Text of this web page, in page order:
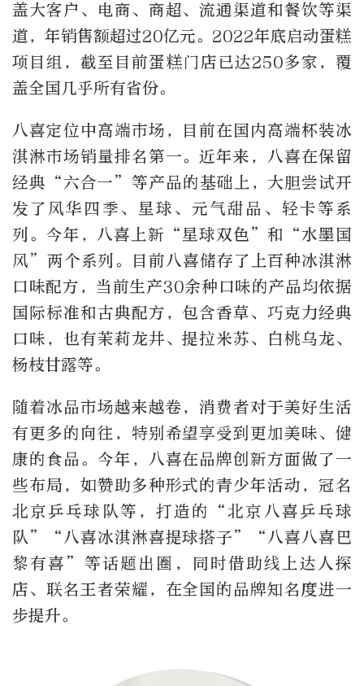
盖大客户、电商、商超、流通渠道和餐饮等渠
道，年销售额超过20亿元。2022年底启动蛋糕
项目组，截至目前蛋糕门店已达250多家，覆
盖全国几乎所有省份。
八喜定位中高端市场，目前在国内高端杯装冰
淇淋市场销量排名第一。近年来，八喜在保留
经典“六合一”等产品的基础上，大胆尝试开
发了风华四季、星球、元气甜品、轻卡等系
列。今年，八喜上新“星球双色”和“水墨国
风”两个系列。目前八喜储存了上百种冰淇淋
口味配方，当前生产30余种口味的产品均依据
国际标准和古典配方，包含香草、巧克力经典
口味，也有茉莉龙井、提拉米苏、白桃乌龙、
杨枝甘露等。
随着冰品市场越来越卷，消费者对于美好生活
有更多的向往，特别希望享受到更加美味、健
康的食品。今年，八喜在品牌创新方面做了一
些布局，如赞助多种形式的青少年活动，冠名
北京乒乓球队等，打造的“北京八喜乒乓球
队”“八喜冰淇淋喜提球搭子”“八喜八喜巴
黎有喜”等话题出圈，同时借助线上达人探
店、联名王者荣耀，在全国的品牌知名度进一
步提升。